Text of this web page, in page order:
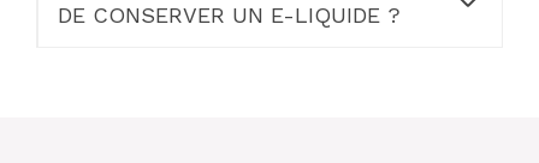
DE CONSERVER UN E-LIQUIDE ?